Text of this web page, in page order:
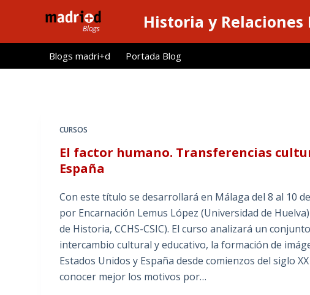
l
Historia y
Blogs madri+d Portada Blog
CURSOS
El factor humano. Transferencias
España
Con este título se desarrollará en Málaga del 8 al 10
por Encarnación Lemus López (Universidad de
de Historia, CCHS-CSIC). El curso analizará un
intercambio cultural y educativo, la formación de
Estados Unidos y España desde comienzos del siglo
conocer mejor los motivos por…